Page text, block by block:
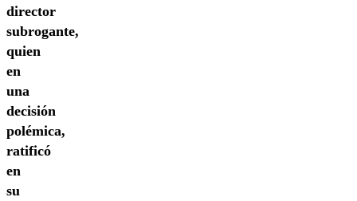
director
subrogante,
quien
en
una
decisión
polémica,
ratificó
en
su